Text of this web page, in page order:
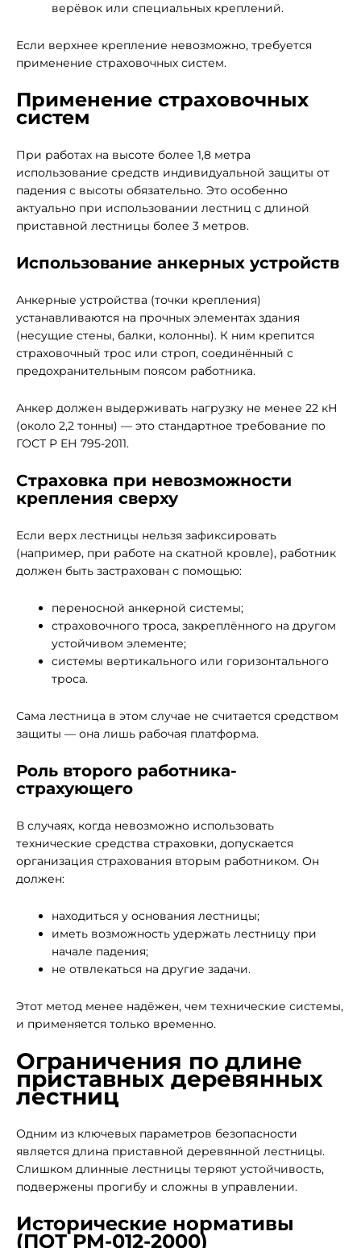
верёвок или специальных креплений.
Если верхнее крепление невозможно, требуется
применение страховочных систем.
Применение страховочных
систем
При работах на высоте более 1,8 метра
использование средств индивидуальной защиты от
падения с высоты обязательно. Это особенно
актуально при использовании лестниц с длиной
приставной лестницы более 3 метров.
Использование анкерных устройств
Анкерные устройства (точки крепления)
устанавливаются на прочных элементах здания
(несущие стены, балки, колонны). К ним крепится
страховочный трос или строп, соединённый с
предохранительным поясом работника.
Анкер должен выдерживать нагрузку не менее 22 кН
(около 2,2 тонны) — это стандартное требование по
ГОСТ Р ЕН 795-2011.
Страховка при невозможности
крепления сверху
Если верх лестницы нельзя зафиксировать
(например, при работе на скатной кровле), работник
должен быть застрахован с помощью:
переносной анкерной системы;
страховочного троса, закреплённого на другом
устойчивом элементе;
системы вертикального или горизонтального
троса.
Сама лестница в этом случае не считается средством
защиты — она лишь рабочая платформа.
Роль второго работника-
страхующего
В случаях, когда невозможно использовать
технические средства страховки, допускается
организация страхования вторым работником. Он
должен:
находиться у основания лестницы;
иметь возможность удержать лестницу при
начале падения;
не отвлекаться на другие задачи.
Этот метод менее надёжен, чем технические системы,
и применяется только временно.
Ограничения по длине
приставных деревянных
лестниц
Одним из ключевых параметров безопасности
является длина приставной деревянной лестницы.
Слишком длинные лестницы теряют устойчивость,
подвержены прогибу и сложны в управлении.
Исторические нормативы
(ПОТ РМ-012-2000)